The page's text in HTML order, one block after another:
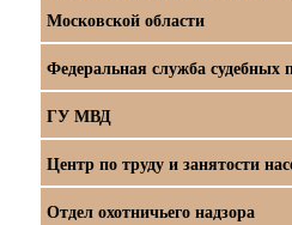
Московской области
Федеральная служба судебных
ГУ МВД
Центр по труду и занятости
Отдел охотничьего надзора